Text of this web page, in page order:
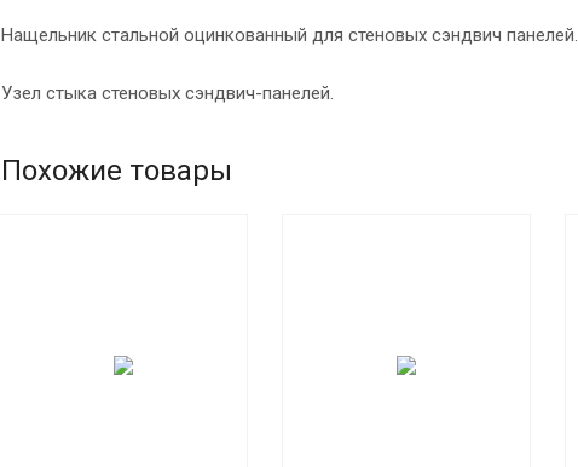
Нащельник стальной оцинкованный для стеновых сэндвич панелей.
Узел стыка стеновых сэндвич-панелей.
Похожие товары